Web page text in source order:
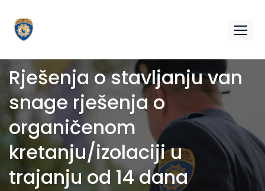
Rješenja o stavljanju van
snage rješenja o
organičenom
kretanju/izolaciji u
trajanju od 14 dana